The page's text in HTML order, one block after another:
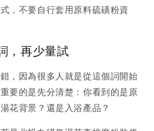
，不要自行套用原料硫磺粉資
，再少量試
，因為很多人就是從這個詞開始
要的是先分清楚：你看到的是原
花背景？還是入浴產品？